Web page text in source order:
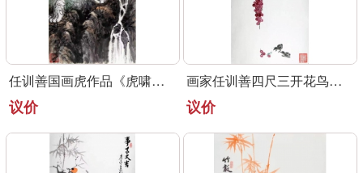
任训善国画虎作品《虎啸泉鸣》四尺整张真迹
议价
画家任训善四尺三开花鸟画作品《硕果》
议价